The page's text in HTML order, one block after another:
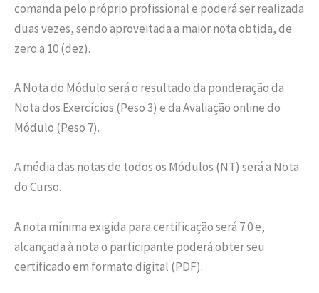
comanda pelo próprio profissional e poderá ser realizada
duas vezes, sendo aproveitada a maior nota obtida, de
zero a 10 (dez).
A Nota do Módulo será o resultado da ponderação da
Nota dos Exercícios (Peso 3) e da Avaliação online do
Módulo (Peso 7).
A média das notas de todos os Módulos (NT) será a Nota
do Curso.
A nota mínima exigida para certificação será 7.0 e,
alcançada à nota o participante poderá obter seu
certificado em formato digital (PDF).